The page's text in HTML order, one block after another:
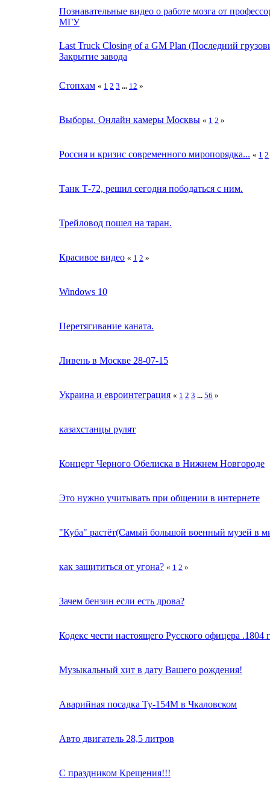
Познавательные видео о работе мозга от
МГУ
Last Truck Closing of a GM Plan (Последний
Закрытие завода
Стопхам « 1 2 3 ... 12 »
Выборы. Онлайн камеры Москвы « 1 2 »
Россия и кризис современного миропорядка... « 1 2
Танк Т-72, решил сегодня пободаться с ним.
Трейловод пошел на таран.
Красивое видео « 1 2 »
Windows 10
Перетягивание каната.
Ливень в Москве 28-07-15
Украина и евроинтеграция « 1 2 3 ... 56 »
казахстанцы рулят
Концерт Черного Обелиска в Нижнем Новгороде
Это нужно учитывать при общении в интернете
"Куба" растёт(Самый большой военный музей в
как защититься от угона? « 1 2 »
Зачем бензин если есть дрова?
Кодекс чести настоящего Русского офицера .1804
Музыкальный хит в дату Вашего рождения!
Аварийная посадка Ту-154М в Чкаловском
Авто двигатель 28,5 литров
С праздником Крещения!!!